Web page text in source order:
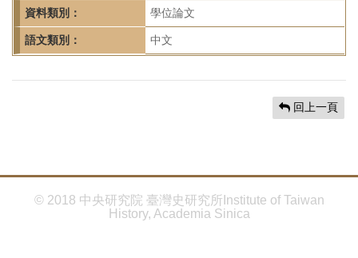
首
頁
資料類別： 學位論文
語文類別： 中文
回上一頁
© 2018 中央研究院 臺灣史研究所Institute of Taiwan
History, Academia Sinica